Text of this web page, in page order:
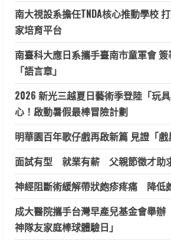
南大視設系擔任TNDA核心推動學校
家培育平台
南臺科大應日系攜手臺南市童軍會
「語言章」
2026 新光三越夏日藝術季登陸「玩
心！啟動暑假最棒冒險計劃
明華園百年歌仔戲再啟新篇 見證「
面試有型 就業有薪 父親節徵才助
神經阻斷術緩解帶狀皰疹疼痛 降低
成大醫院攜手台灣早產兒基金會舉辦
神隊友家庭棒球體驗日」